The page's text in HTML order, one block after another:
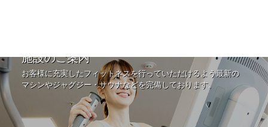
施設のご案内
お客様に充実したフィットネスを行っていただけるよう最新の
マシンやジャグジー・サウナなどを完備しております。